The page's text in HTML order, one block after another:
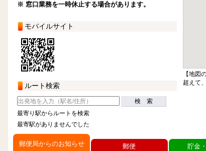
※ 窓口業務を一時休止する場合があります。
モバイルサイト
ルート検索
検 索
最寄り駅からルートを検索
最寄駅がありませんでした
【地図
超えて
郵便局からのお知らせ 郵便 貯金